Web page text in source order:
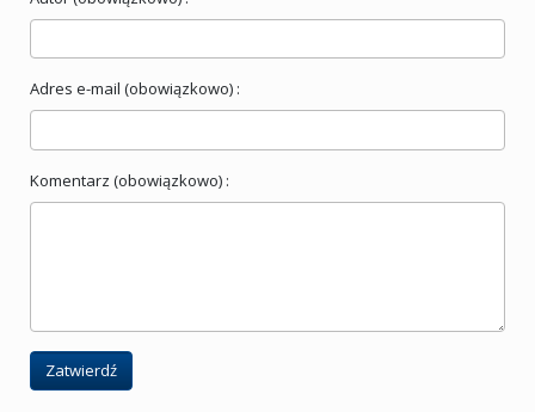
Adres e-mail (obowiązkowo) :
Komentarz (obowiązkowo) :
Zatwierdź